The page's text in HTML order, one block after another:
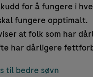
for å fungere i
fungere opptimalt.
at folk som har
har dårligere
til bedre søvn